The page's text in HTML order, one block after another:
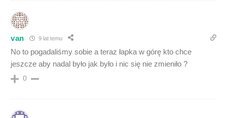
van 9 lat temu
No to pogadaliśmy sobie a teraz łapka w górę kto chce
jeszcze aby nadal było jak było i nic się nie zmieniło ?
0